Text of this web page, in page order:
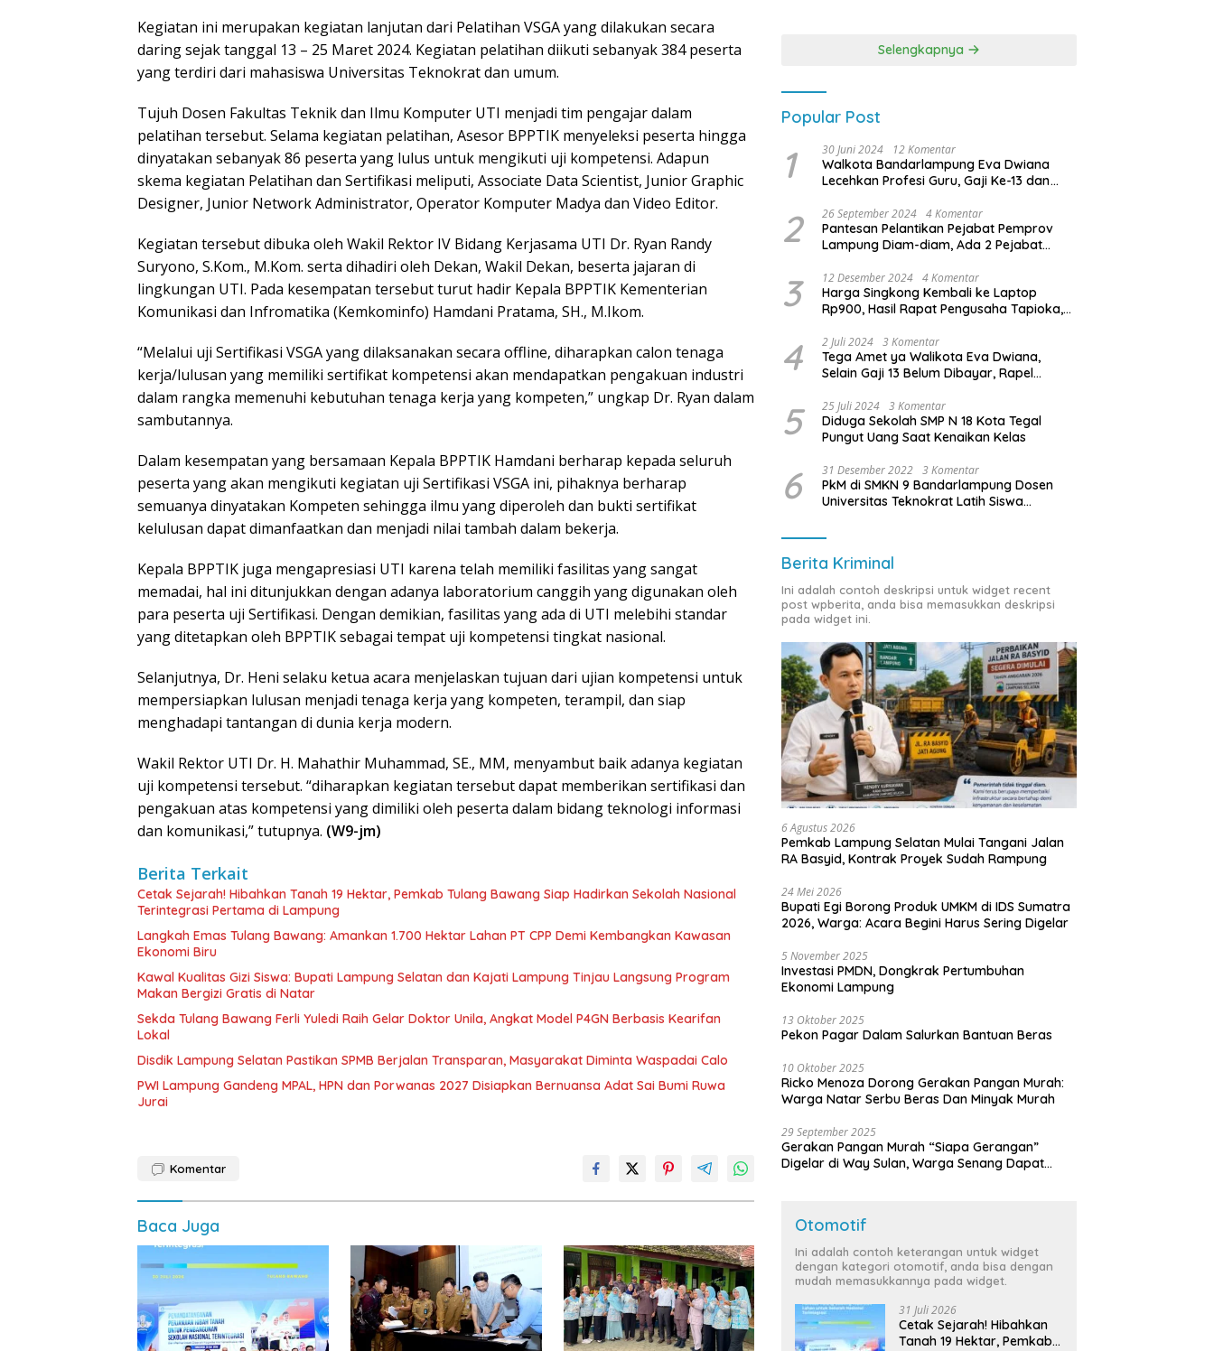
Kegiatan ini merupakan kegiatan lanjutan dari Pelatihan VSGA yang dilakukan secara
daring sejak tanggal 13 – 25 Maret 2024. Kegiatan pelatihan diikuti sebanyak 384 peserta
yang terdiri dari mahasiswa Universitas Teknokrat dan umum.
Tujuh Dosen Fakultas Teknik dan Ilmu Komputer UTI menjadi tim pengajar dalam
pelatihan tersebut. Selama kegiatan pelatihan, Asesor BPPTIK menyeleksi peserta hingga
dinyatakan sebanyak 86 peserta yang lulus untuk mengikuti uji kompetensi. Adapun
skema kegiatan Pelatihan dan Sertifikasi meliputi, Associate Data Scientist, Junior Graphic
Designer, Junior Network Administrator, Operator Komputer Madya dan Video Editor.
Kegiatan tersebut dibuka oleh Wakil Rektor IV Bidang Kerjasama UTI Dr. Ryan Randy
Suryono, S.Kom., M.Kom. serta dihadiri oleh Dekan, Wakil Dekan, beserta jajaran di
lingkungan UTI. Pada kesempatan tersebut turut hadir Kepala BPPTIK Kementerian
Komunikasi dan Infromatika (Kemkominfo) Hamdani Pratama, SH., M.Ikom.
“Melalui uji Sertifikasi VSGA yang dilaksanakan secara offline, diharapkan calon tenaga
kerja/lulusan yang memiliki sertifikat kompetensi akan mendapatkan pengakuan industri
dalam rangka memenuhi kebutuhan tenaga kerja yang kompeten,” ungkap Dr. Ryan dalam
sambutannya.
Dalam kesempatan yang bersamaan Kepala BPPTIK Hamdani berharap kepada seluruh
peserta yang akan mengikuti kegiatan uji Sertifikasi VSGA ini, pihaknya berharap
semuanya dinyatakan Kompeten sehingga ilmu yang diperoleh dan bukti sertifikat
kelulusan dapat dimanfaatkan dan menjadi nilai tambah dalam bekerja.
Kepala BPPTIK juga mengapresiasi UTI karena telah memiliki fasilitas yang sangat
memadai, hal ini ditunjukkan dengan adanya laboratorium canggih yang digunakan oleh
para peserta uji Sertifikasi. Dengan demikian, fasilitas yang ada di UTI melebihi standar
yang ditetapkan oleh BPPTIK sebagai tempat uji kompetensi tingkat nasional.
Selanjutnya, Dr. Heni selaku ketua acara menjelaskan tujuan dari ujian kompetensi untuk
mempersiapkan lulusan menjadi tenaga kerja yang kompeten, terampil, dan siap
menghadapi tantangan di dunia kerja modern.
Wakil Rektor UTI Dr. H. Mahathir Muhammad, SE., MM, menyambut baik adanya kegiatan
uji kompetensi tersebut. “diharapkan kegiatan tersebut dapat memberikan sertifikasi dan
pengakuan atas kompetensi yang dimiliki oleh peserta dalam bidang teknologi informasi
dan komunikasi,” tutupnya. (W9-jm)
Berita Terkait
Cetak Sejarah! Hibahkan Tanah 19 Hektar, Pemkab Tulang Bawang Siap Hadirkan Sekolah Nasional
Terintegrasi Pertama di Lampung
Langkah Emas Tulang Bawang: Amankan 1.700 Hektar Lahan PT CPP Demi Kembangkan Kawasan
Ekonomi Biru
Kawal Kualitas Gizi Siswa: Bupati Lampung Selatan dan Kajati Lampung Tinjau Langsung Program
Makan Bergizi Gratis di Natar
Sekda Tulang Bawang Ferli Yuledi Raih Gelar Doktor Unila, Angkat Model P4GN Berbasis Kearifan
Lokal
Disdik Lampung Selatan Pastikan SPMB Berjalan Transparan, Masyarakat Diminta Waspadai Calo
PWI Lampung Gandeng MPAL, HPN dan Porwanas 2027 Disiapkan Bernuansa Adat Sai Bumi Ruwa
Jurai
Komentar
Baca Juga
Kebangsaan
Selengkapnya
Popular Post
1 30 Juni 2024 12 Komentar
Walkota Bandarlampung Eva Dwiana
Lecehkan Profesi Guru, Gaji Ke-13 dan
2 26 September 2024 4 Komentar
Pantesan Pelantikan Pejabat Pemprov
Lampung Diam-diam, Ada 2 Pejabat
3 12 Desember 2024 4 Komentar
Harga Singkong Kembali ke Laptop
Rp900, Hasil Rapat Pengusaha Tapioka,
Lampung
4 2 Juli 2024 3 Komentar
Tega Amet ya Walikota Eva Dwiana,
Selain Gaji 13 Belum Dibayar, Rapel
Dibayar
5 25 Juli 2024 3 Komentar
Diduga Sekolah SMP N 18 Kota Tegal
Pungut Uang Saat Kenaikan Kelas
6 31 Desember 2022 3 Komentar
PkM di SMKN 9 Bandarlampung Dosen
Universitas Teknokrat Latih Siswa
Berita Kriminal
Ini adalah contoh deskripsi untuk widget recent
post wpberita, anda bisa memasukkan deskripsi
pada widget ini.
6 Agustus 2026
Pemkab Lampung Selatan Mulai Tangani Jalan
RA Basyid, Kontrak Proyek Sudah Rampung
24 Mei 2026
Bupati Egi Borong Produk UMKM di IDS Sumatra
2026, Warga: Acara Begini Harus Sering Digelar
5 November 2025
Investasi PMDN, Dongkrak Pertumbuhan
Ekonomi Lampung
13 Oktober 2025
Pekon Pagar Dalam Salurkan Bantuan Beras
10 Oktober 2025
Ricko Menoza Dorong Gerakan Pangan Murah:
Warga Natar Serbu Beras Dan Minyak Murah
29 September 2025
Gerakan Pangan Murah “Siapa Gerangan”
Digelar di Way Sulan, Warga Senang Dapat
Otomotif
Ini adalah contoh keterangan untuk widget
dengan kategori otomotif, anda bisa dengan
mudah memasukkannya pada widget.
31 Juli 2026
Cetak Sejarah! Hibahkan
Tanah 19 Hektar, Pemkab